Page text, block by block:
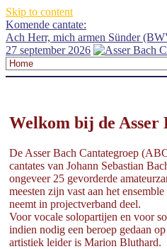
Skip to content
Komende cantate:
Ach Herr, mich armen Sünder
27 september 2026
Welkom bij de Asser
De Asser Bach Cantategroep
cantates van Johann Sebastian
ongeveer 25 gevorderde
meesten zijn vast aan het
neemt in projectverband deel.
Voor vocale solopartijen en voor
indien nodig een beroep gedaan
artistiek leider is Marion Bluthard.